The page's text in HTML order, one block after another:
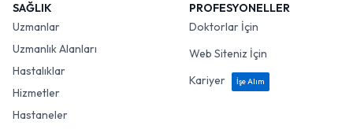
SAĞLIK
Uzmanlar
Uzmanlık Alanları
Hastalıklar
Hizmetler
Hastaneler
PROFESYONELLER
Doktorlar İçin
Web Siteniz İçin
Kariyer
İşe Alım